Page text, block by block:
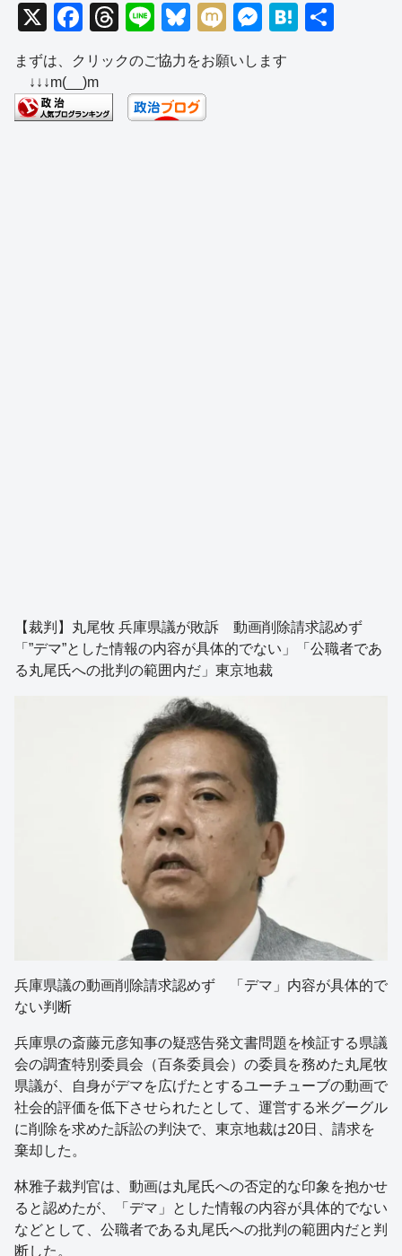
X
F
a
c
e
b
T
hr
e
a
d
Li
n
e
Bl
u
e
sk
y
M
ixi
M
e
ss
H
まずは、クリックのご協力をお願いします
↓↓↓m(__)m
【裁判】丸尾牧 兵庫県議が敗訴 動画削除請求認めず
「”デマ”とした情報の内容が具体的でない」「公職者であ
る丸尾氏への批判の範囲内だ」東京地裁
兵庫県議の動画削除請求認めず 「デマ」内容が具体的で
ない判断
兵庫県の斎藤元彦知事の疑惑告発文書問題を検証する県議
会の調査特別委員会（百条委員会）の委員を務めた丸尾牧
県議が、自身がデマを広げたとするユーチューブの動画で
社会的評価を低下させられたとして、運営する米グーグル
に削除を求めた訴訟の判決で、東京地裁は20日、請求を
棄却した。
林雅子裁判官は、動画は丸尾氏への否定的な印象を抱かせ
ると認めたが、「デマ」とした情報の内容が具体的でない
などとして、公職者である丸尾氏への批判の範囲内だと判
断した。